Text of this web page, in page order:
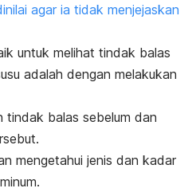
agar ia tidak menjejaskan
untuk melihat tindak balas
adalah dengan melakukan
tindak balas sebelum dan
mengetahui jenis dan kadar